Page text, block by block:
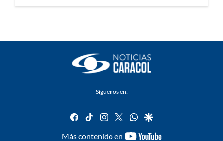
Síguenos en:
facebook
tiktok instagram
twitterwhatsapp
google
Más contenido en
youtube-